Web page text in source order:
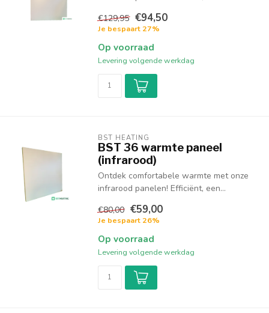
€129,95 €94,50
Je bespaart 27%
Op voorraad
Levering volgende werkdag
BST HEATING
BST 36 warmte paneel
(infrarood)
Ontdek comfortabele warmte met onze
infrarood panelen! Efficiënt, een...
€80,00 €59,00
Je bespaart 26%
Op voorraad
Levering volgende werkdag